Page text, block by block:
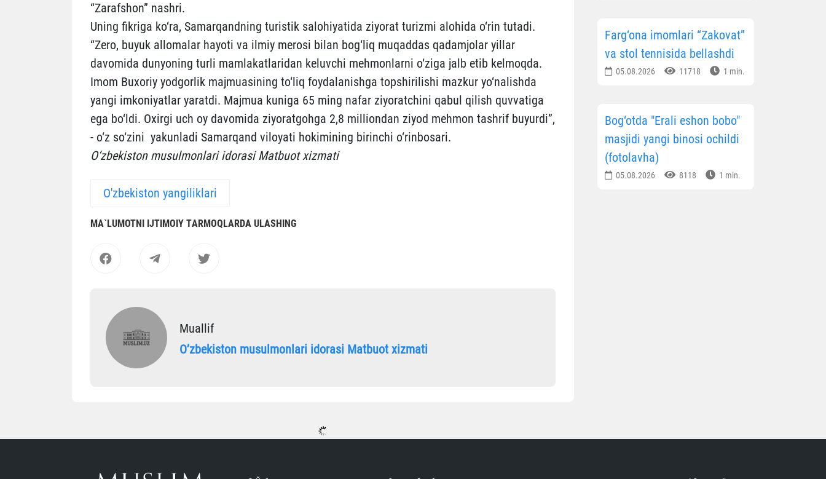
“Zarafshon” nashri.
Uning fikriga ko‘ra, Samarqandning turistik salohiyatida ziyorat turizmi alohida o‘rin tutadi.
“Zero, buyuk allomalar hayoti va ilmiy merosi bilan bog‘liq muqaddas qadamjolar yillar
davomida dunyoning turli mamlakatlaridan keluvchi mehmonlarni o‘ziga jalb etib kelmoqda.
Imom Buxoriy yodgorlik majmuasining to‘liq foydalanishga topshirilishi mazkur yo‘nalishda
yangi imkoniyatlar yaratdi. Majmua kuniga 65 ming nafar ziyoratchini qabul qilish quvvatiga
ega bo‘ldi. Oxirgi uch oy davomida ziyoratgohga 2,8 milliondan ziyod mehmon tashrif buyurdi”,
- o‘z so‘zini yakunladi Samarqand viloyati hokimining birinchi o‘rinbosari.
O‘zbekiston musulmonlari idorasi Matbuot xizmati
O'zbekiston yangiliklari
MА`LUMOTNI IJTIMOIY TАRMOQLАRDА ULАSHING
Muallif
Oʼzbekiston musulmonlari idorasi Matbuot xizmati
O‘zbekistondagi Islom sivilizatsiyasi markazining xalqaro nufuzi
Farg‘ona imomlari “Zakovat”
va stol tennisida bellashdi
05.08.2026 11718 1 min.
Bog‘otda "Erali eshon bobo"
masjidi yangi binosi ochildi
(fotolavha)
05.08.2026 8118 1 min.